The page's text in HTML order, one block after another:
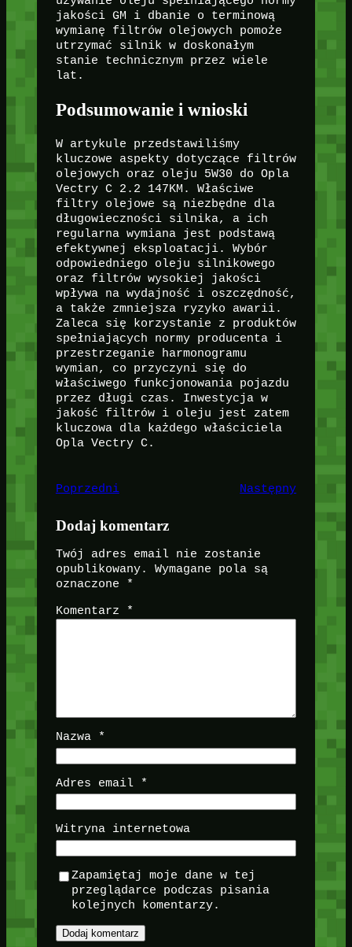
jakości GM i dbanie o terminową
wymianę filtrów olejowych pomoże
utrzymać silnik w doskonałym
stanie technicznym przez wiele
lat.
Podsumowanie i wnioski
W artykule przedstawiliśmy
kluczowe aspekty dotyczące filtrów
olejowych oraz oleju 5W30 do Opla
Vectry C 2.2 147KM. Właściwe
filtry olejowe są niezbędne dla
długowieczności silnika, a ich
regularna wymiana jest podstawą
efektywnej eksploatacji. Wybór
odpowiedniego oleju silnikowego
oraz filtrów wysokiej jakości
wpływa na wydajność i oszczędność,
a także zmniejsza ryzyko awarii.
Zaleca się korzystanie z produktów
spełniających normy producenta i
przestrzeganie harmonogramu
wymian, co przyczyni się do
właściwego funkcjonowania pojazdu
przez długi czas. Inwestycja w
jakość filtrów i oleju jest zatem
kluczowa dla każdego właściciela
Opla Vectry C.
Poprzedni Następny
Dodaj komentarz
Twój adres email nie zostanie
opublikowany.
Wymagane pola są
oznaczone
*
Komentarz *
Nazwa *
Adres email *
Witryna internetowa
Zapamiętaj moje dane w tej
przeglądarce podczas pisania
kolejnych komentarzy.